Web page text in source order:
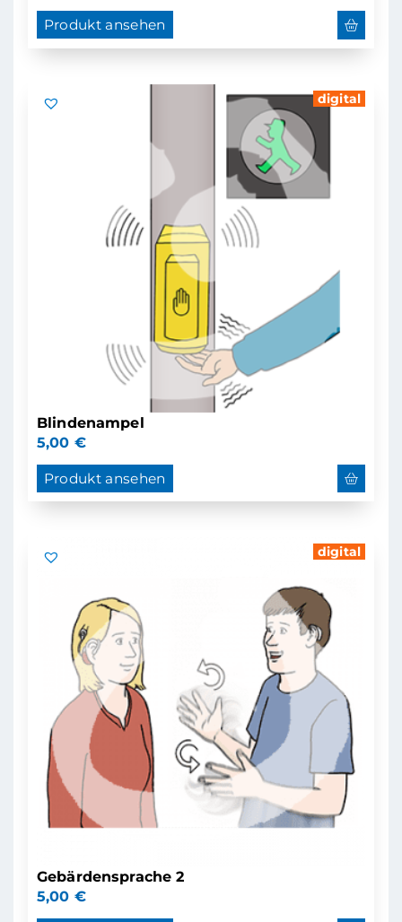
Produkt ansehen
digital
Blindenampel
5,00 €
Produkt ansehen
digital
Gebärdensprache 2
5,00 €